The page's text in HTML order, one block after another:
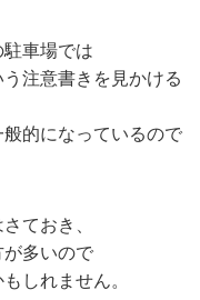
車場では
注意書きを見かける
的になっているので
ておき、
多いので
しれません。